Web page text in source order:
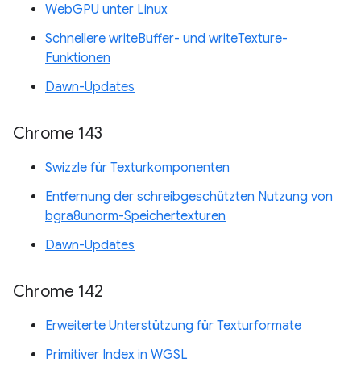
WebGPU unter Linux
Schnellere writeBuffer- und writeTexture-
Funktionen
Dawn-Updates
Chrome 143
Swizzle für Texturkomponenten
Entfernung der schreibgeschützten Nutzung von
bgra8unorm-Speichertexturen
Dawn-Updates
Chrome 142
Erweiterte Unterstützung für Texturformate
Primitiver Index in WGSL